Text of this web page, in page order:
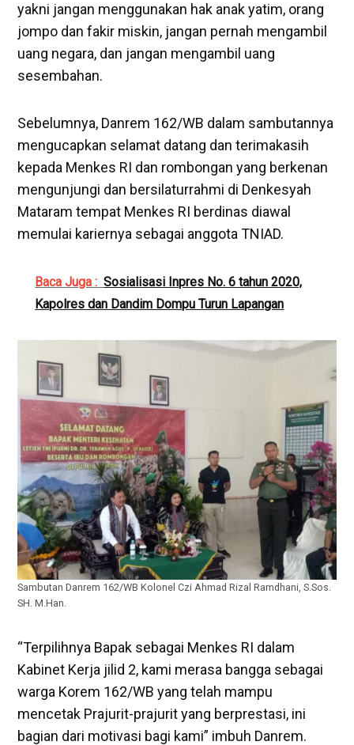
yakni jangan menggunakan hak anak yatim, orang
jompo dan fakir miskin, jangan pernah mengambil
uang negara, dan jangan mengambil uang
sesembahan.
Sebelumnya, Danrem 162/WB dalam sambutannya
mengucapkan selamat datang dan terimakasih
kepada Menkes RI dan rombongan yang berkenan
mengunjungi dan bersilaturrahmi di Denkesyah
Mataram tempat Menkes RI berdinas diawal
memulai kariernya sebagai anggota TNIAD.
Baca Juga : Sosialisasi Inpres No. 6 tahun 2020,
Kapolres dan Dandim Dompu Turun Lapangan
Sambutan Danrem 162/WB Kolonel Czi Ahmad Rizal Ramdhani, S.Sos.
SH. M.Han.
“Terpilihnya Bapak sebagai Menkes RI dalam
Kabinet Kerja jilid 2, kami merasa bangga sebagai
warga Korem 162/WB yang telah mampu
mencetak Prajurit-prajurit yang berprestasi, ini
bagian dari motivasi bagi kami” imbuh Danrem.